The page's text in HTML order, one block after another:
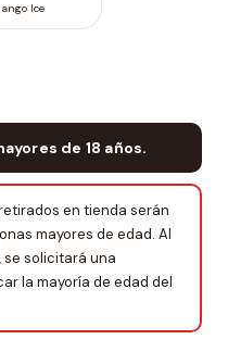
Ice
de 18 años.
en tienda serán
mayores de edad. Al
se solicitará una
la mayoría de edad del